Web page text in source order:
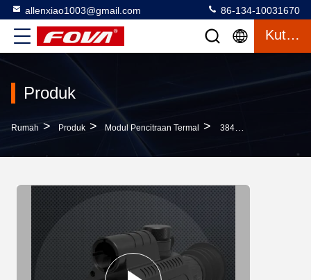
allenxiao1003@gmail.com 86-134-10031670
Kutipan
Produk
Rumah > Produk > Modul Pencitraan Termal > 384x288 12um Vanadium Oksida Sensor Uncooled Dual Purpose Removable Modular Thermal Detector